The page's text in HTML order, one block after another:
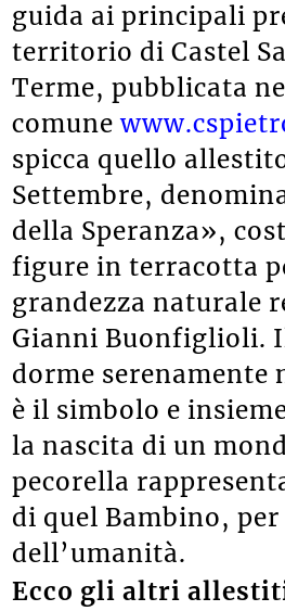
guida ai principali
territorio di Castel
Terme, pubblicata
comune
spicca quello
Settembre,
della Speranza»,
figure in terracotta
grandezza naturale
Gianni Buonfiglioli.
dorme serenamente
è il simbolo e
la nascita di un
pecorella
di quel Bambino, per
dell’umanità.
Ecco gli altri